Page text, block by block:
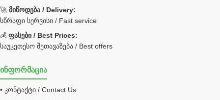
Caterpillar ფილტრი
JCB ფილტრი
ქვაბი გათბობა მილები
შემაერთებელი / გადამყვანი UNF ORFS
შემაერთებელი BSPP /გადამყვანი
🚀 მიწოდება / Delivery:
სწრაფი სერვისი / Fast service
💰 ფასები / Best Prices:
საუკეთესო შეთავაზება / Best offers
ინფორმაცია
• კონტაქტი / Contact Us